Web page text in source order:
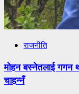
राजनीति
मोहन बस्नेतलाई गगन
चाहन्नँ